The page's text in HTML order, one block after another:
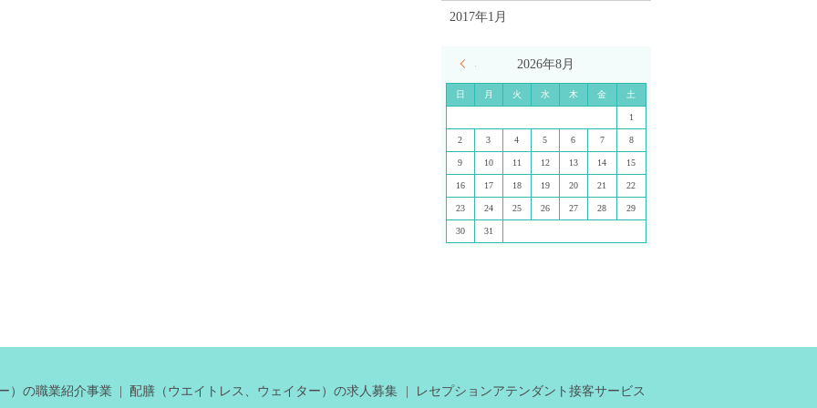
2017年1月
2026年8月
日 月 火 水 木 金 土
1
2 3 4 5 6 7 8
9 10 11 12 13 14 15
16 17 18 19 20 21 22
23 24 25 26 27 28 29
30 31
）の職業紹介事業 配膳（ウエイトレス、ウェイター）の求人募集 レセプションアテンダント接客サービス